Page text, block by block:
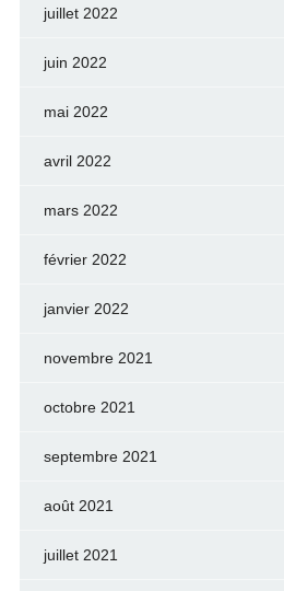
juillet 2022
juin 2022
mai 2022
avril 2022
mars 2022
février 2022
janvier 2022
novembre 2021
octobre 2021
septembre 2021
août 2021
juillet 2021